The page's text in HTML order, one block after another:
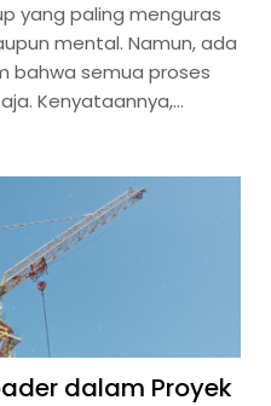
yang paling menguras
mental. Namun, ada
bahwa semua proses
Kenyataannya,…
dalam Proyek